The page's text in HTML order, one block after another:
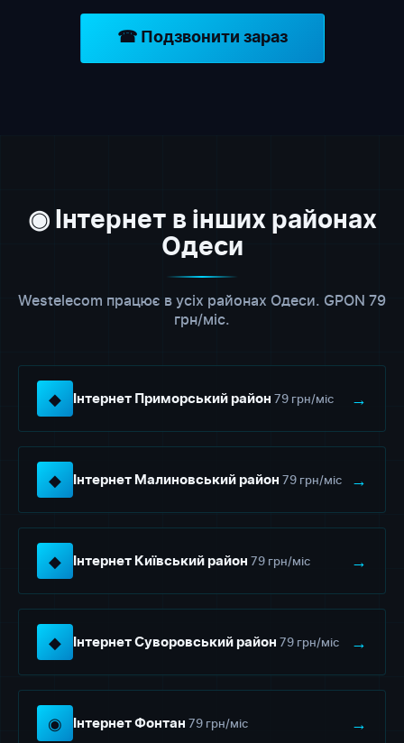
☎ Подзвонити зараз
◉ Інтернет в інших районах
Одеси
Westelecom працює в усіх районах Одеси. GPON 79
грн/міс.
◆ Інтернет Приморський район 79 грн/міс →
◆ Інтернет Малиновський район 79 грн/міс →
◆ Інтернет Київський район 79 грн/міс →
◆ Інтернет Суворовський район 79 грн/міс →
◉ Інтернет Фонтан 79 грн/міс →